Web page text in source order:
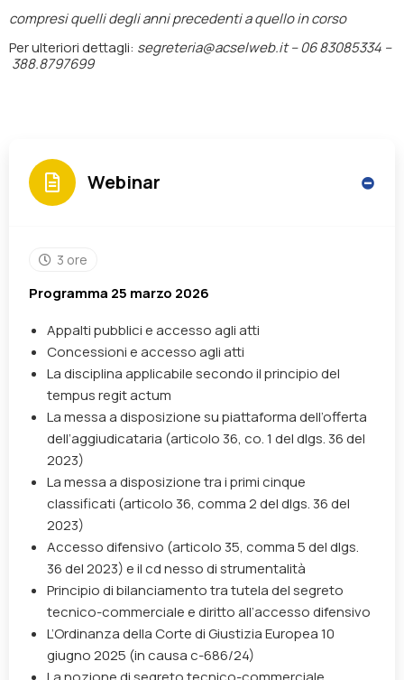
compresi quelli degli anni precedenti a quello in corso
Per ulteriori dettagli: segreteria@acselweb.it –06 83085334 –
388.8797699
Webinar
3 ore
Programma 25 marzo 2026
Appalti pubblici e accesso agli atti
Concessioni e accesso agli atti
La disciplina applicabile secondo il principio del
tempus regit actum
La messa a disposizione su piattaforma dell’offerta
dell’aggiudicataria (articolo 36, co. 1 del dlgs. 36 del
2023)
La messa a disposizione tra i primi cinque
classificati (articolo 36, comma 2 del dlgs. 36 del
2023)
Accesso difensivo (articolo 35, comma 5 del dlgs.
36 del 2023) e il cd nesso di strumentalità
Principio di bilanciamento tra tutela del segreto
tecnico-commerciale e diritto all’accesso difensivo
L’Ordinanza della Corte di Giustizia Europea 10
giugno 2025 (in causa c-686/24)